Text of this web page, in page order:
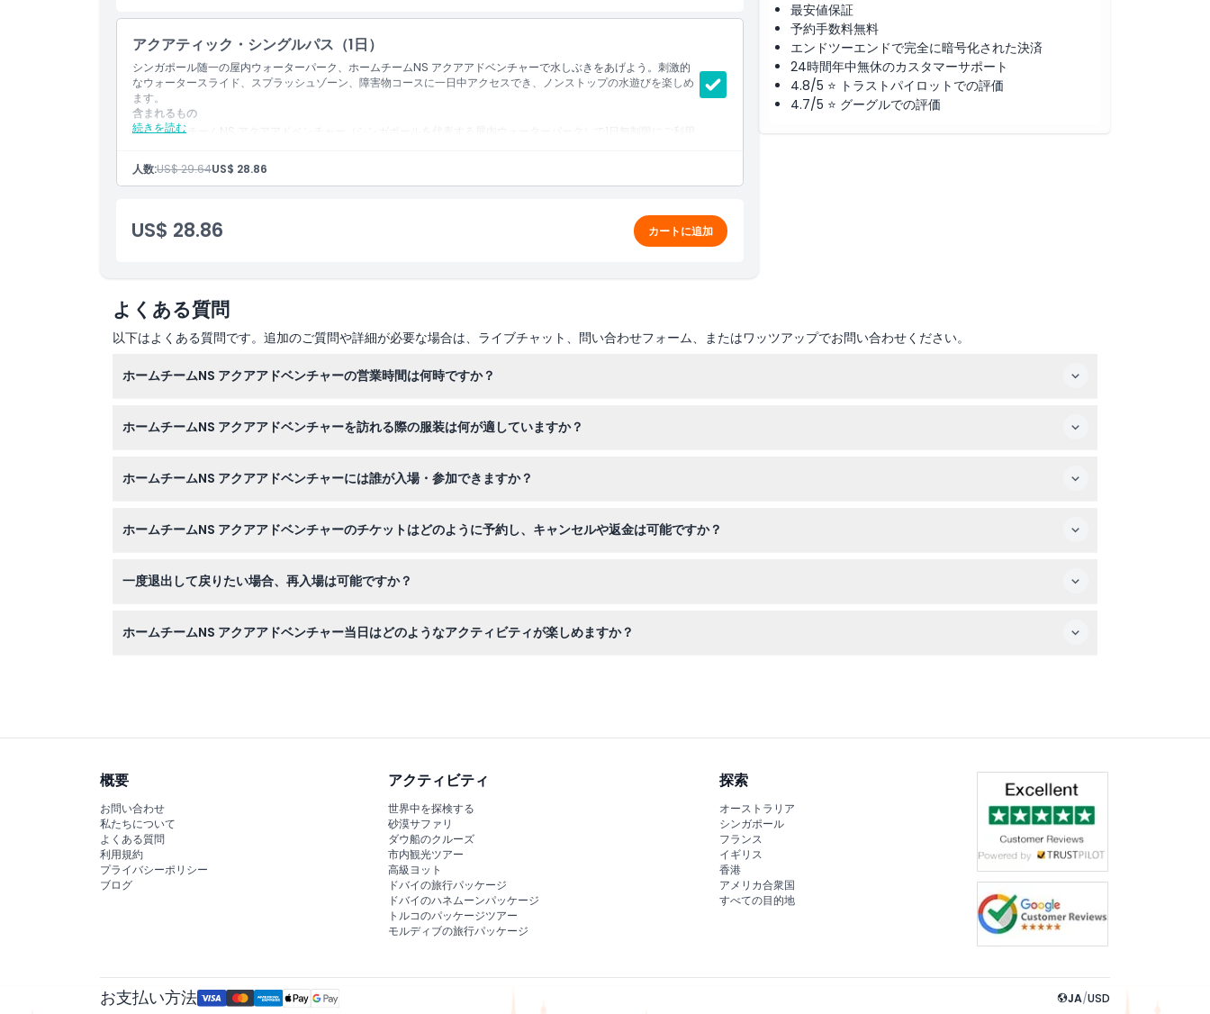
含まれるもの
子供／大人ポリシー
除外事項
対象外
営業時間
場所
行き方
引換方法
服装規定
キャンセルポリシー
アクアティック・シングルパス（1日）
シンガポール随一の屋内ウォーターパーク、ホームチームNS アクアアドベンチャーで水しぶきをあげよう。刺激的
なウォータースライド、スプラッシュゾーン、障害物コースに一日中アクセスでき、ノンストップの水遊びを楽しめ
ます。
続きを読む
含まれるもの
ホームチームNS アクアアドベンチャー（シンガポールを代表する屋内ウォーターパーク）で1日無制限にご利用
スリリングなウォータースライド、障害物コース、全世代が楽しめるスプラッシュゾーンを、安全で家族向けの
環境の中で体験できます。
人数:US$ 29.64US$ 28.86
US$ 28.86 カートに追加
最安値保証
予約手数料無料
エンドツーエンドで完全に暗号化された決済
24時間年中無休のカスタマーサポート
4.8/5 ⭐ トラストパイロットでの評価
4.7/5 ⭐ グーグルでの評価
よくある質問
以下はよくある質問です。追加のご質問や詳細が必要な場合は、ライブチャット、問い合わせフォーム、またはワッツアップでお問い合わせください。
ホームチームNS アクアアドベンチャーの営業時間は何時ですか？
ッションがあり、午前10時から午後3時までと午後4時から午後9時までとなっています（変更の場合がありますので、予約時にご確認ください）。
ホームチームNS アクアアドベンチャーを訪れる際の服装は何が適していますか？
ット、金属装飾のある服は避けてください。素肌での入場も許可されていません。
ホームチームNS アクアアドベンチャーには誰が入場・参加できますか？
高血圧などの特定の持病がある方にはお勧めできません。
ホームチームNS アクアアドベンチャーのチケットはどのように予約し、キャンセルや返金は可能ですか？
一度退出して戻りたい場合、再入場は可能ですか？
再入場は許可されていません。
ホームチームNS アクアアドベンチャー当日はどのようなアクティビティが楽しめますか？
概要
お問い合わせ
私たちについて
よくある質問
利用規約
プライバシーポリシー
ブログ
アクティビティ
世界中を探検する
砂漠サファリ
ダウ船のクルーズ
市内観光ツアー
高級ヨット
ドバイの旅行パッケージ
ドバイのハネムーンパッケージ
トルコのパッケージツアー
モルディブの旅行パッケージ
探索
オーストラリア
シンガポール
フランス
イギリス
香港
アメリカ合衆国
すべての目的地
お支払い方法 JA/USD